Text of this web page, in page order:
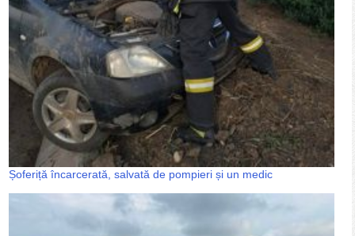
Șoferiță încarcerată, salvată de pompieri și un medic